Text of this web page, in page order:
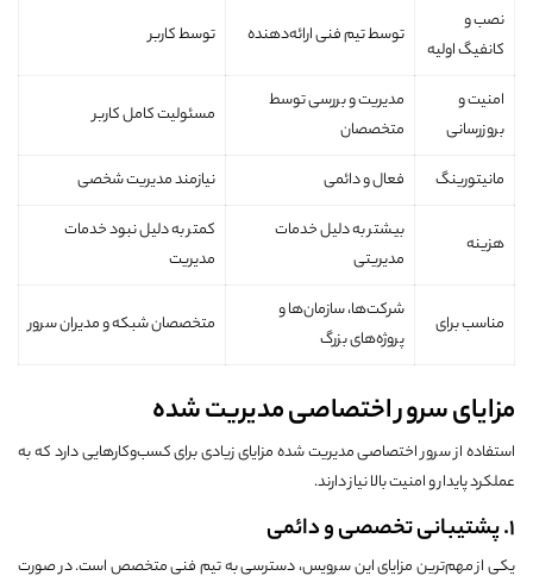
نصب و
کانفیگ اولیه
توسط تیم فنی ارائه‌دهنده توسط کاربر
امنیت و
بروزرسانی
مدیریت و بررسی توسط
متخصصان
مسئولیت کامل کاربر
مانیتورینگ فعال و دائمی نیازمند مدیریت شخصی
هزینه
بیشتر به دلیل خدمات
مدیریتی
کمتر به دلیل نبود خدمات
مدیریت
مناسب برای
شرکت‌ها، سازمان‌ها و
پروژه‌های بزرگ
متخصصان شبکه و مدیران سرور
مزایای سرور اختصاصی مدیریت شده
استفاده از سرور اختصاصی مدیریت شده مزایای زیادی برای کسب‌وکارهایی دارد که به
عملکرد پایدار و امنیت بالا نیاز دارند.
1. پشتیبانی تخصصی و دائمی
یکی از مهم‌ترین مزایای این سرویس، دسترسی به تیم فنی متخصص است. در صورت